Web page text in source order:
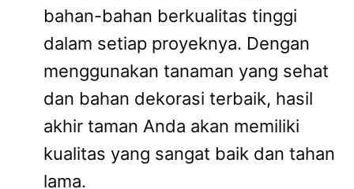
bahan-bahan berkualitas tinggi
dalam setiap proyeknya. Dengan
menggunakan tanaman yang sehat
dan bahan dekorasi terbaik, hasil
akhir taman Anda akan memiliki
kualitas yang sangat baik dan tahan
lama.